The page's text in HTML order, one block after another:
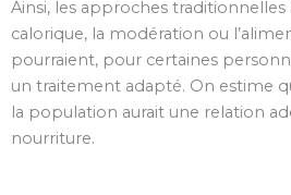
Ainsi, les approches
calorique, la modération ou
pourraient, pour certaines
un traitement adapté. On estime
la population aurait une relation
nourriture.